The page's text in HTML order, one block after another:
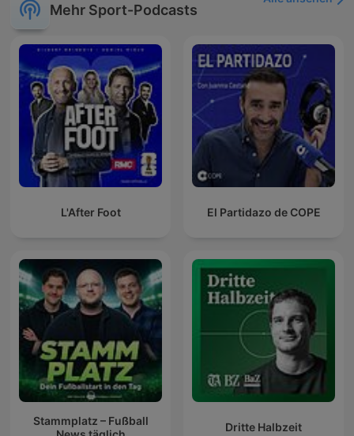
Mehr Sport-Podcasts
L'After Foot El Partidazo de COPE
Stammplatz – Fußball
Dritte Halbzeit